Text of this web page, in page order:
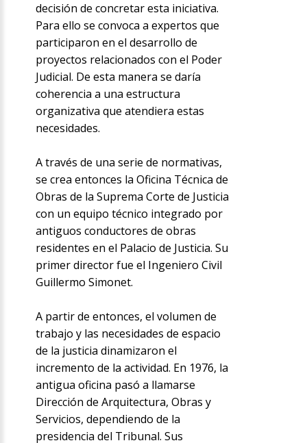
decisión de concretar esta iniciativa.
Para ello se convoca a expertos que
participaron en el desarrollo de
proyectos relacionados con el Poder
Judicial. De esta manera se daría
coherencia a una estructura
organizativa que atendiera estas
necesidades.
A través de una serie de normativas,
se crea entonces la Oficina Técnica de
Obras de la Suprema Corte de Justicia
con un equipo técnico integrado por
antiguos conductores de obras
residentes en el Palacio de Justicia. Su
primer director fue el Ingeniero Civil
Guillermo Simonet.
A partir de entonces, el volumen de
trabajo y las necesidades de espacio
de la justicia dinamizaron el
incremento de la actividad. En 1976, la
antigua oficina pasó a llamarse
Dirección de Arquitectura, Obras y
Servicios, dependiendo de la
presidencia del Tribunal. Sus